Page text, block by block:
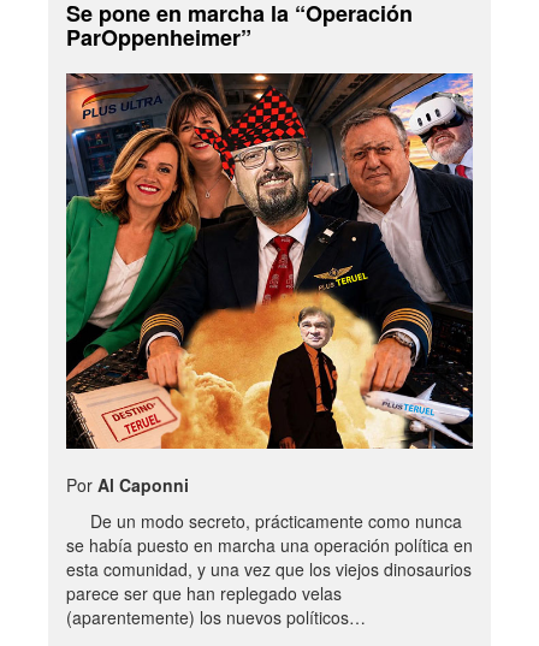
Se pone en marcha la “Operación
ParOppenheimer”
Por Al Caponni
De un modo secreto, prácticamente como nunca
se había puesto en marcha una operación política en
esta comunidad, y una vez que los viejos dinosaurios
parece ser que han replegado velas
(aparentemente) los nuevos políticos…